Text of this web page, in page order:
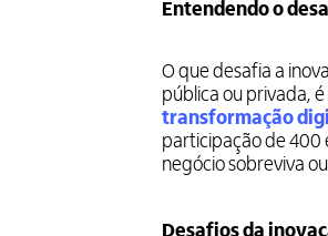
Entendendo o
O que desafia a
pública ou privada, é
transformação
participação de 400
negócio sobreviva